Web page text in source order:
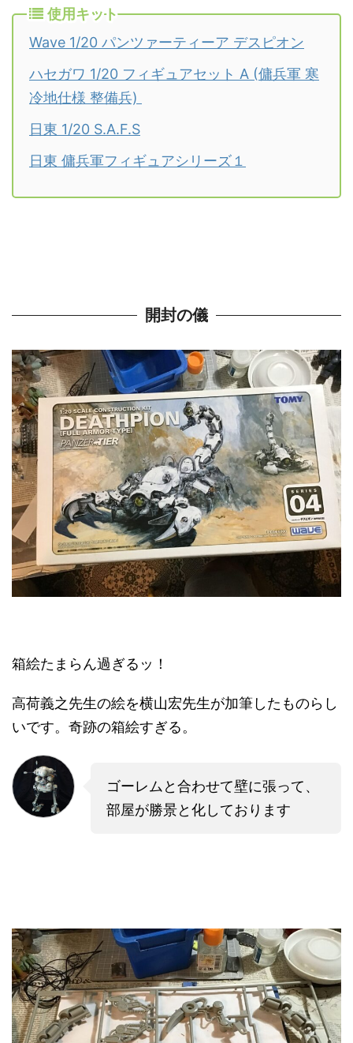
使用キット
Wave 1/20 パンツァーティーア デスピオン
ハセガワ 1/20 フィギュアセット A (傭兵軍 寒
冷地仕様 整備兵)
日東 1/20 S.A.F.S
日東 傭兵軍フィギュアシリーズ１
開封の儀
箱絵たまらん過ぎるッ！
高荷義之先生の絵を横山宏先生が加筆したものらし
いです。奇跡の箱絵すぎる。
ゴーレムと合わせて壁に張って、
部屋が勝景と化しております